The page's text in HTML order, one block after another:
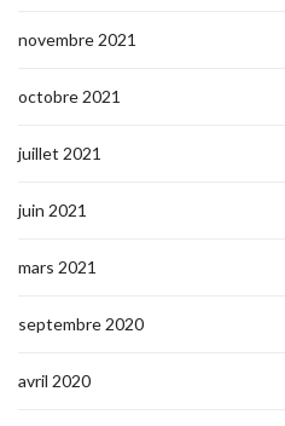
novembre 2021
octobre 2021
juillet 2021
juin 2021
mars 2021
septembre 2020
avril 2020